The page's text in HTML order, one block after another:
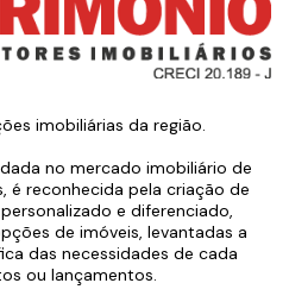
imobiliárias da região.
no mercado imobiliário de
é reconhecida pela criação de
e diferenciado,
de imóveis, levantadas a
das necessidades de cada
ou lançamentos.